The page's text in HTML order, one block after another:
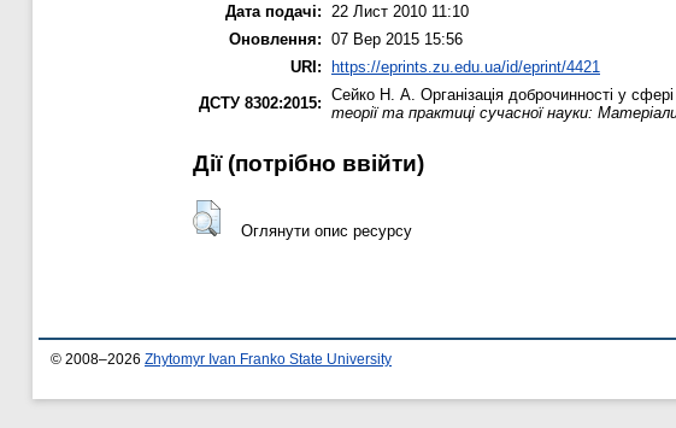
Дата подачі:
22 Лист 2010 11:10
Оновлення: 07 Вер 2015 15:56
URI: https://eprints.zu.edu.ua/id/eprint/4421
ДСТУ 8302:2015: Сейко Н. А. Організація доброчинності у
теорії та практиці сучасної науки:
Дії ​​(потрібно ввійти)
Оглянути опис ресурсу
© 2008–2026 Zhytomyr Ivan Franko State University